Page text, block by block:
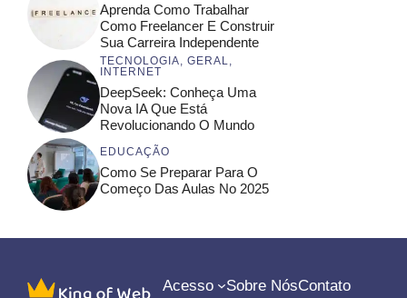
Aprenda Como Trabalhar
Como Freelancer E Construir
Sua Carreira Independente
TECNOLOGIA GERAL
INTERNET
DeepSeek: Conheça Uma
Nova IA Que Está
Revolucionando O Mundo
EDUCAÇÃO
Como Se Preparar Para O
Começo Das Aulas No 2025
Acesso Sobre NósContato